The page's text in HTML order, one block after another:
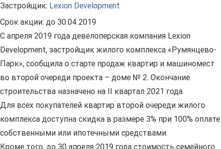
Застройщик: Lexion Development
Срок акции: до 30.04.2019
С апреля 2019 года девелоперская компания Lexion
Development, застройщик жилого комплекса «Румянцево-
Парк», сообщила о старте продаж квартир и машиномест
во второй очереди проекта – доме № 2. Окончание
строительства назначено на II квартал 2021 года.
Для всех покупателей квартир второй очереди жилого
комплекса доступна скидка в размере 3% при 100% оплате
собственными или ипотечными средствами.
Кроме того, до 30 апреля 2019 года стоимость семейного